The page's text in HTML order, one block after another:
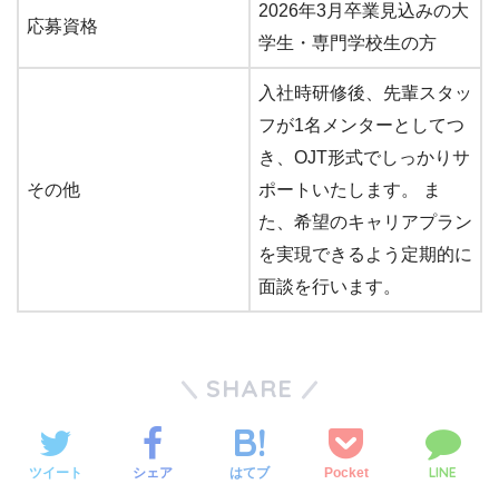
応募資格
2026年3月卒業見込みの大
学生・専門学校生の方
その他
入社時研修後、先輩スタッ
フが1名メンターとしてつ
き、OJT形式でしっかりサ
ポートいたします。 ま
た、希望のキャリアプラン
を実現できるよう定期的に
面談を行います。
SHARE
ツイート シェア はてブ Pocket LINE